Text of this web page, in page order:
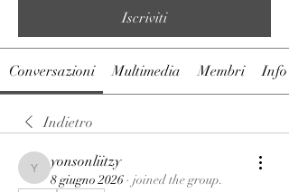
Iscriviti
Conversazioni Multimedia Membri Info
Indietro
yonsonliitzy
yonsonliitzy
8 giugno 2026 · joined the group.